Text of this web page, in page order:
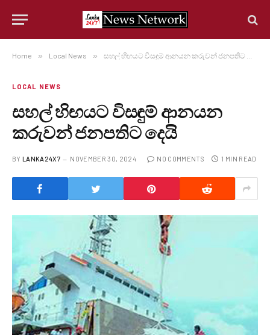
Home » Local News » සහල් හිඟයට විසඳුම් ආනයන කරුවන් ජනපතිට දෙයි
LOCAL NEWS
සහල් හිඟයට විසඳුම් ආනයන
කරුවන් ජනපතිට දෙයි
BY LANKA24X7 NOVEMBER 30, 2024 NO COMMENTS 1 MIN READ